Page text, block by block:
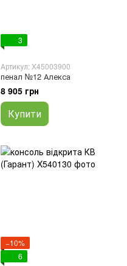
3
Артикул: X45003900
пенал №12 Алекса
8 905 грн
Купити
−10%
6